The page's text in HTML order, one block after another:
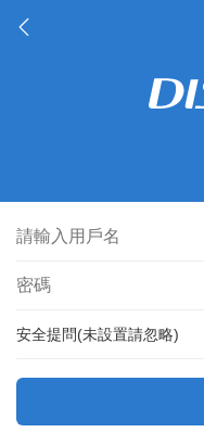
安全提問(未設置請忽略)